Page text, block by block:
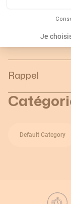
Je
d'emballage :
Rappel
Default Category